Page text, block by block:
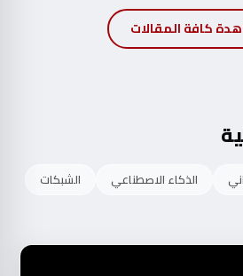
كافة المقالات
الذكاء الاصطناعي
الشبكات